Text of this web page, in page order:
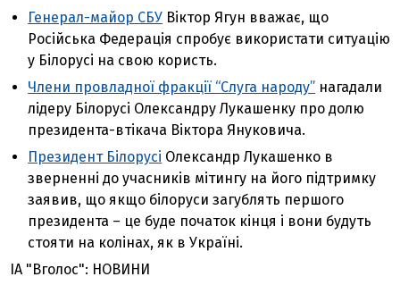
Генерал-майор СБУ Віктор Ягун вважає, що
Російська Федерація спробує використати ситуацію
у Білорусі на свою користь.
Члени провладної фракції “Слуга народу” нагадали
лідеру Білорусі Олександру Лукашенку про долю
президента-втікача Віктора Януковича.
Президент Білорусі Олександр Лукашенко в
зверненні до учасників мітингу на його підтримку
заявив, що якщо білоруси загублять першого
президента – це буде початок кінця і вони будуть
стояти на колінах, як в Україні.
ІА "Вголос": НОВИНИ